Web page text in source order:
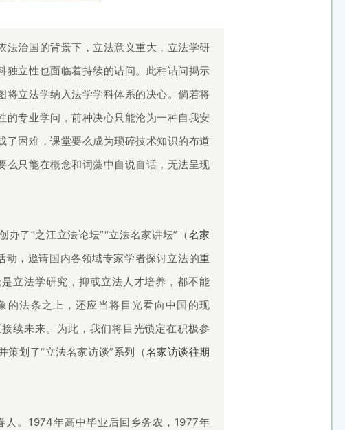
法治国的背景下，立法意义重大，立法学研
独立性也面临着持续的诘问。此种诘问揭示
将立法学纳入法学学科体系的决心。倘若将
的专业学问，前种决心只能沦为一种自我安
了困难，课堂要么成为琐碎技术知识的布道
么只能在概念和词藻中自说自话，无法呈现
了“之江立法论坛”“立法名家讲坛”（名家
动，邀请国内各领域专家学者探讨立法的重
立法学研究，抑或立法人才培养，都不能
的法条之上，还应当将目光看向中国的现
续未来。为此，我们将目光锁定在积极参
划了“立法名家访谈”系列
（名家访谈往期
。1974年高中毕业后回乡务农，1977年